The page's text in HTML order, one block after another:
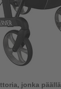
jonka päällä